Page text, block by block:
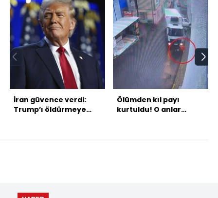
İran güvence verdi:
Trump’ı öldürmeye
Ölümden kıl payı
kurtuldu! O anlar